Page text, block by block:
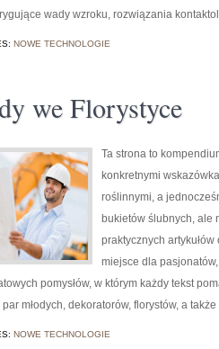
wady wzroku, rozwiązania
NOWE TECHNOLOGIE
we Florystyce
Ta strona to
konkretnymi
roślinnymi, a
bukietów ślubnych, ale
praktycznych
miejsce dla
pomysłów, w którym każdy tekst
par młodych, dekoratorów, florystów, a
NOWE TECHNOLOGIE